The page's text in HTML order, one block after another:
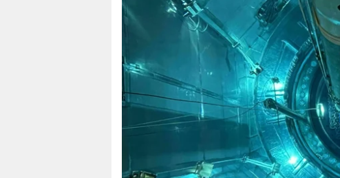
sport
nord
wahrheit
verlag
verlag